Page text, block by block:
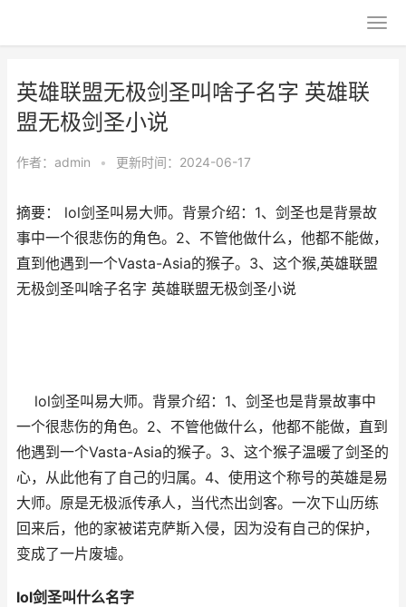
英雄联盟无极剑圣叫啥子名字 英雄联
盟无极剑圣小说
作者： admin • 更新时间：2024-06-17
摘要： lol剑圣叫易大师。背景介绍：1、剑圣也是背景故
事中一个很悲伤的角色。2、不管他做什么，他都不能做，
直到他遇到一个Vasta-Asia的猴子。3、这个猴,英雄联盟
无极剑圣叫啥子名字 英雄联盟无极剑圣小说
lol剑圣叫易大师。背景介绍：1、剑圣也是背景故事中
一个很悲伤的角色。2、不管他做什么，他都不能做，直到
他遇到一个Vasta-Asia的猴子。3、这个猴子温暖了剑圣的
心，从此他有了自己的归属。4、使用这个称号的英雄是易
大师。原是无极派传承人，当代杰出剑客。一次下山历练
回来后，他的家被诺克萨斯入侵，因为没有自己的保护，
变成了一片废墟。
lol剑圣叫什么名字